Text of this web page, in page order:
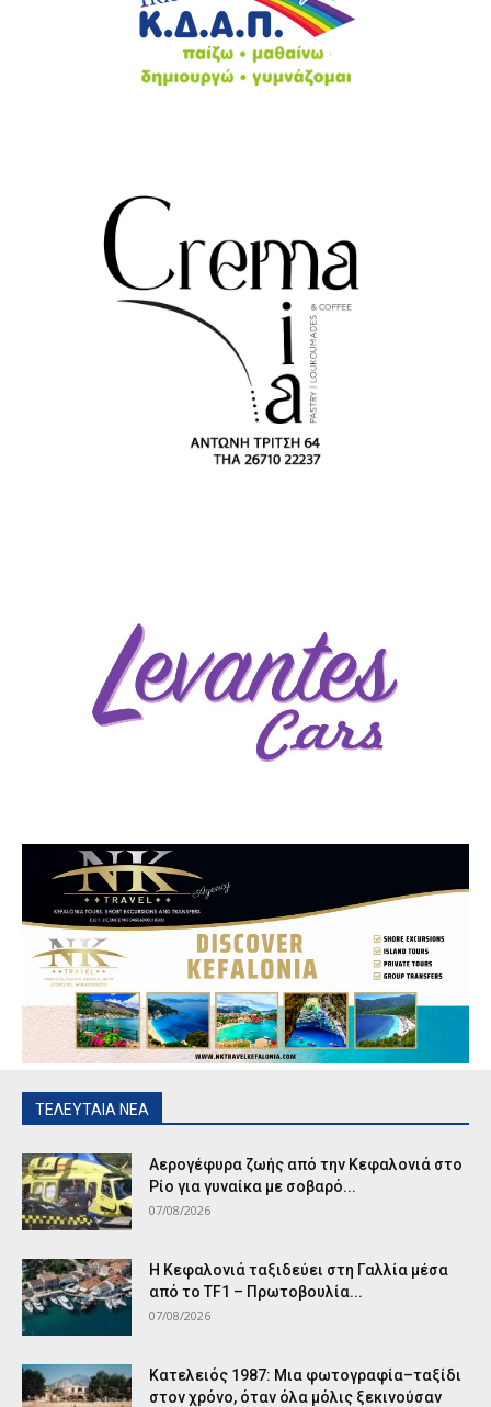
ΤΕΛΕΥΤΑΙΑ ΝΕΑ
Αερογέφυρα ζωής από την Κεφαλονιά στο
Ρίο για γυναίκα με σοβαρό...
07/08/2026
Η Κεφαλονιά ταξιδεύει στη Γαλλία μέσα
από το TF1 – Πρωτοβουλία...
07/08/2026
Κατελειός 1987: Μια φωτογραφία–ταξίδι
στον χρόνο, όταν όλα μόλις ξεκινούσαν